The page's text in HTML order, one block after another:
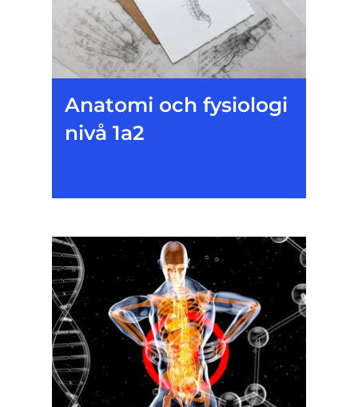
Anatomi och fysiologi
nivå 1a2